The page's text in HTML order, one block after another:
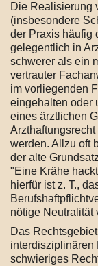
Die Realisierung
(insbesondere
der Praxis häufig
gelegentlich in
schwerer als ein
vertrauter
im vorliegenden
eingehalten oder
eines ärztlichen
werden. Allzu oft
der alte
"Eine Krähe
hierfür ist z. T.,
nötige Neutralität
Das
interdisziplinären
schwieriges